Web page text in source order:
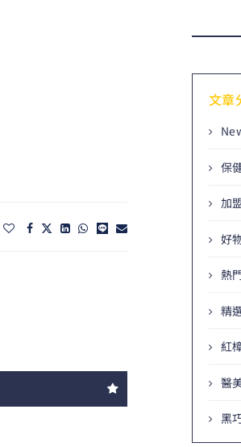
文章
保
加
好
熱
精
紅
醫
黑